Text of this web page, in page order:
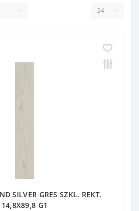
SILVER GRES SZKL. REKT.
14,8X89,8 G1